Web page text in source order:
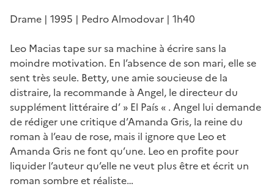
Drame | 1995 | Pedro Almodovar | 1h40
Leo Macias tape sur sa machine à écrire sans la
moindre motivation. En l’absence de son mari, elle se
sent très seule. Betty, une amie soucieuse de la
distraire, la recommande à Angel, le directeur du
supplément littéraire d’ » El País « . Angel lui demande
de rédiger une critique d’Amanda Gris, la reine du
roman à l’eau de rose, mais il ignore que Leo et
Amanda Gris ne font qu’une. Leo en profite pour
liquider l’auteur qu’elle ne veut plus être et écrit un
roman sombre et réaliste…